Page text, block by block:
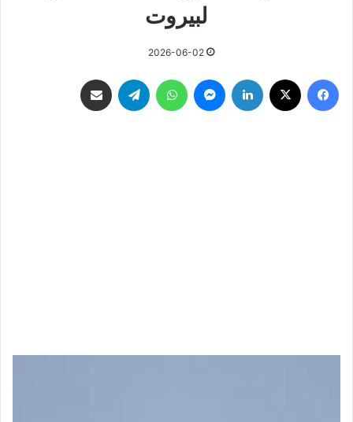
لبيروت
2026-06-02
فيسبوك لينكدإن ماسنجر واتساب تيلقرام